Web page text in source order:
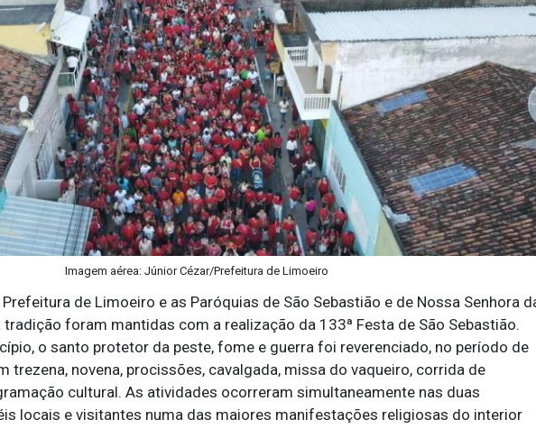
Imagem aérea: Júnior Cézar/Prefeitura de Limoeiro
de Limoeiro e as Paróquias de São Sebastião e de Nossa Senhora
tradição foram mantidas com a realização da 133ª Festa de São Sebastião.
o santo protetor da peste, fome e guerra foi reverenciado, no período de
trezena, novena, procissões, cavalgada, missa do vaqueiro, corrida de
cultural. As atividades ocorreram simultaneamente nas duas
locais e visitantes numa das maiores manifestações religiosas do interior